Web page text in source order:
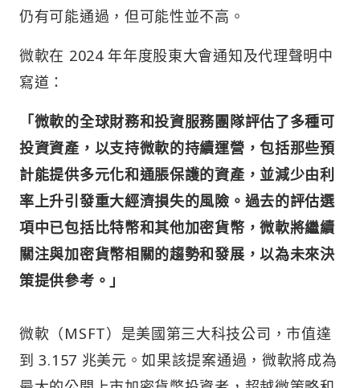
仍有可能通過，但可能性並不高。
微軟在 2024 年年度股東大會通知及代理聲明中
寫道：
「微軟的全球財務和投資服務團隊評估了多種可
投資資產，以支持微軟的持續運營，包括那些預
計能提供多元化和通脹保護的資產，並減少由利
率上升引發重大經濟損失的風險。過去的評估選
項中已包括比特幣和其他加密貨幣，微軟將繼續
關注與加密貨幣相關的趨勢和發展，以為未來決
策提供參考。」
微軟（MSFT）是美國第三大科技公司，市值達
到 3.157 兆美元。如果該提案通過，微軟將成為